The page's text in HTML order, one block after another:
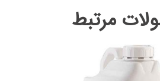
مرتبط